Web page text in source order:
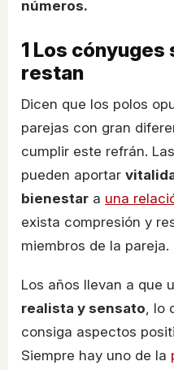
números.
1 Los cónyuges
restan
Dicen que los polos
parejas con gran
cumplir este refrán.
pueden aportar
bienestar a una
exista compresión y
miembros de la pareja.
Los años llevan a que
realista y sensato, lo
consiga aspectos
Siempre hay uno de la